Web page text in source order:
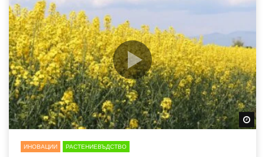
ИНОВАЦИИ РАСТЕНИЕВЪДСТВО